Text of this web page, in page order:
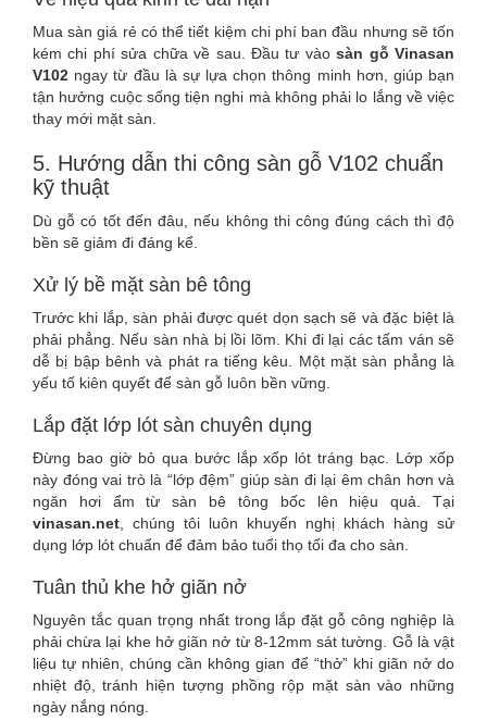
Mua sàn giá rẻ có thể tiết kiệm chi phí ban đầu nhưng sẽ tốn
kém chi phí sửa chữa về sau. Đầu tư vàosàn gỗ Vinasan
V102 ngay từ đầu là sự lựa chọn thông minh hơn, giúp bạn
tận hưởng cuộc sống tiện nghi mà không phải lo lắng về việc
thay mới mặt sàn.
5. Hướng dẫn thi công sàn gỗ V102 chuẩn
kỹ thuật
Dù gỗ có tốt đến đâu, nếu không thi công đúng cách thì độ
bền sẽ giảm đi đáng kể.
Xử lý bề mặt sàn bê tông
Trước khi lắp, sàn phải được quét dọn sạch sẽ và đặc biệt là
phải phẳng. Nếu sàn nhà bị lồi lõm. Khi đi lại các tấm ván sẽ
dễ bị bập bênh và phát ra tiếng kêu. Một mặt sàn phẳng là
yếu tố kiên quyết để sàn gỗ luôn bền vững.
Lắp đặt lớp lót sàn chuyên dụng
Đừng bao giờ bỏ qua bước lắp xốp lót tráng bạc. Lớp xốp
này đóng vai trò là “lớp đệm” giúp sàn đi lại êm chân hơn và
ngăn hơi ẩm từ sàn bê tông bốc lên hiệu quả. Tại
vinasan.net , chúng tôi luôn khuyến nghị khách hàng sử
dụng lớp lót chuẩn để đảm bảo tuổi thọ tối đa cho sàn.
Tuân thủ khe hở giãn nở
Nguyên tắc quan trọng nhất trong lắp đặt gỗ công nghiệp là
phải chừa lại khe hở giãn nở từ 8-12mm sát tường. Gỗ là vật
liệu tự nhiên, chúng cần không gian để “thở” khi giãn nở do
nhiệt độ, tránh hiện tượng phồng rộp mặt sàn vào những
ngày nắng nóng.